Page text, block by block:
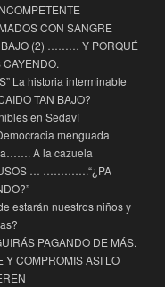
CON SANGRE
BAJO (2) ……… Y PORQUÉ
La historia interminable
TAN BAJO?
en Sedaví
menguada
A la cazuela
… ………….“¿PA
estarán nuestros niños y
PAGANDO DE MÁS.
Y COMPROMIS ASI LO